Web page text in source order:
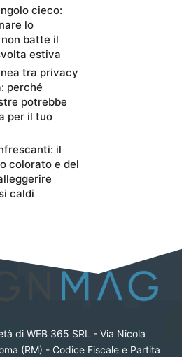
cieco:
lo
batte il
estiva
tra privacy
perché
potrebbe
per il tuo
il
colorato e del
caldi
di WEB 365 SRL - Via Nicola
(RM) - Codice Fiscale e Partita